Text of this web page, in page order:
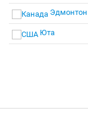
Эдмонтон
Юта